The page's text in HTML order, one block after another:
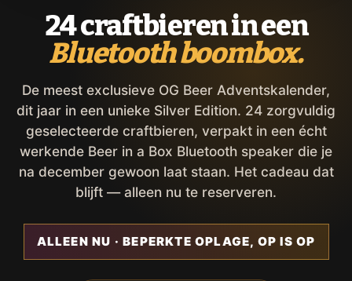
24 craftbieren in een
Bluetooth boombox.
De meest exclusieve OG Beer Adventskalender,
dit jaar in een unieke Silver Edition. 24 zorgvuldig
geselecteerde craftbieren, verpakt in een écht
werkende Beer in a Box Bluetooth speaker die je
na december gewoon laat staan. Het cadeau dat
blijft — alleen nu te reserveren.
ALLEEN NU · BEPERKTE OPLAGE, OP IS OP